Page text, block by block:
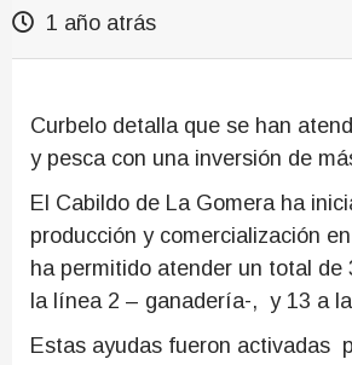
1 año atrás
Curbelo detalla que se han
y pesca con una inversión de
El Cabildo de La Gomera ha
producción y comercialización
ha permitido atender un total
la línea 2 – ganadería-, y 13 a
Estas ayudas fueron activadas